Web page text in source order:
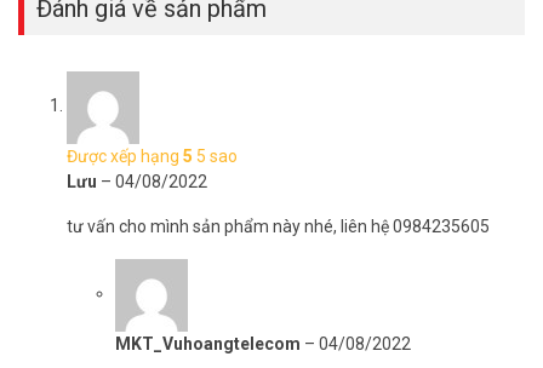
Đánh giá về sản phẩm
Được xếp hạng 5 5 sao
Lưu – 04/08/2022
tư vấn cho mình sản phẩm này nhé, liên hệ 0984235605
MKT_Vuhoangtelecom – 04/08/2022